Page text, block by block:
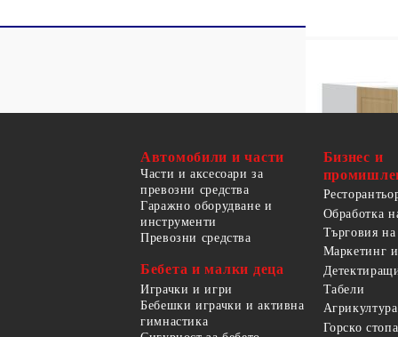
Автомобили и части
Части и аксесоари за
превозни средства
Гаражно оборудване и
инструменти
Превозни средства
Бебета и малки деца
Играчки и игри
Бебешки играчки и активна
гимнастика
Бизнес и
Обработка
Търговия
Маркетинг
Табели
Агрикултура
Горско